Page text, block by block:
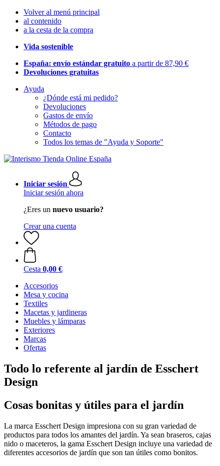
Volver al menú principal
al contenido
a la cesta de la compra
Vida sostenible
España: envío estándar gratuito a partir de 87,90 €
Devoluciones gratuitas
Ayuda
¿Dónde está mi pedido?
Devoluciones
Gastos de envío
Métodos de pago
Contacto
Todos los temas de "Ayuda y Soporte"
Iniciar sesión
Iniciar sesión ahora
¿Eres un nuevo usuario?
Crear una cuenta
Cesta 0,00 €
Accesorios
Mesa y cocina
Textiles
Macetas y jardineras
Muebles y lámparas
Exteriores
Marcas
Ofertas
Todo lo referente al jardín de Esschert
Design
Cosas bonitas y útiles para el jardín
La marca Esschert Design impresiona con su gran variedad de
productos para todos los amantes del jardín. Ya sean braseros, cajas
nido o maceteros, la gama Esschert Design incluye una variedad de
diferentes accesorios de jardín que son tan útiles como bonitos.